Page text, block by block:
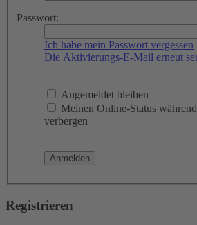
Passwort:
Ich habe mein Passwort vergessen
Die Aktivierungs-E-Mail erneut
Angemeldet bleiben
Meinen Online-Status
verbergen
Registrieren